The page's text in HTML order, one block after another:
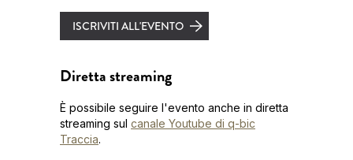
ISCRIVITI ALL'EVENTO
Diretta streaming
È possibile seguire l'evento anche in diretta
streaming sul canale Youtube di q-bic
Traccia.